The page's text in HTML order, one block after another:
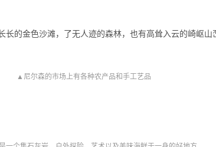
的金色沙滩，了无人迹的森林，也有高耸入云的崎岖山
▲尼尔森的市场上有各种农产品和手工艺品